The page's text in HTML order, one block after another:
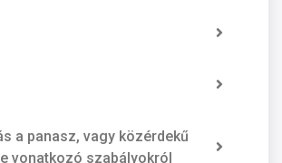
a panasz, vagy közérdekű
vonatkozó szabályokról